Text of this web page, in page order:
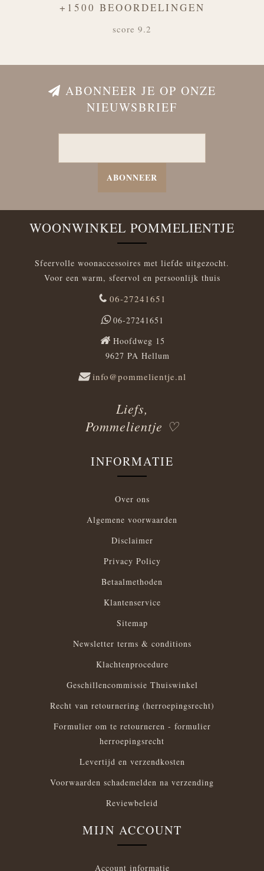
+1500 BEOORDELINGEN
score 9.2
ABONNEER JE OP ONZE
NIEUWSBRIEF
ABONNEER
WOONWINKEL POMMELIENTJE
Sfeervolle woonaccessoires met liefde uitgezocht.
Voor een warm, sfeervol en persoonlijk thuis
06-27241651
06-27241651
Hoofdweg 15
9627 PA Hellum
info@pommelientje.nl
Liefs,
Pommelientje ♡
INFORMATIE
Over ons
Algemene voorwaarden
Disclaimer
Privacy Policy
Betaalmethoden
Klantenservice
Sitemap
Newsletter terms & conditions
Klachtenprocedure
Geschillencommissie Thuiswinkel
Recht van retournering (herroepingsrecht)
Formulier om te retourneren - formulier
herroepingsrecht
Levertijd en verzendkosten
Voorwaarden schademelden na verzending
Reviewbeleid
MIJN ACCOUNT
Account informatie